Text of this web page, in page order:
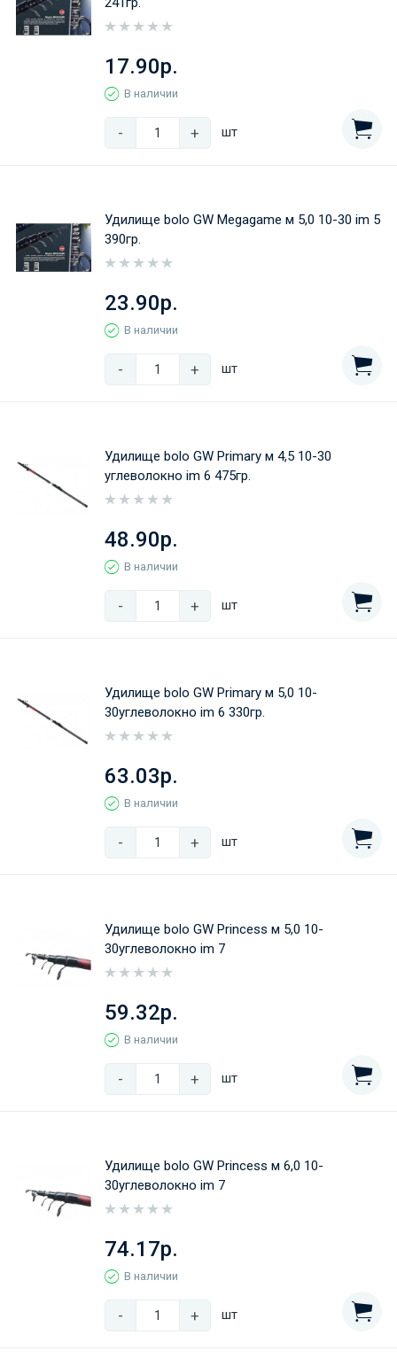
17.90р.
В наличии
- + шт
Удилище bolo GW Megagame м 5,0 10-30 im 5
390гр.
23.90р.
В наличии
- + шт
Удилище bolo GW Primary м 4,5 10-30
углеволокно im 6 475гр.
48.90р.
В наличии
- + шт
Удилище bolo GW Primary м 5,0 10-
30углеволокно im 6 330гр.
63.03р.
В наличии
- + шт
Удилище bolo GW Princess м 5,0 10-
30углеволокно im 7
59.32р.
В наличии
- + шт
Удилище bolo GW Princess м 6,0 10-
30углеволокно im 7
74.17р.
В наличии
- + шт